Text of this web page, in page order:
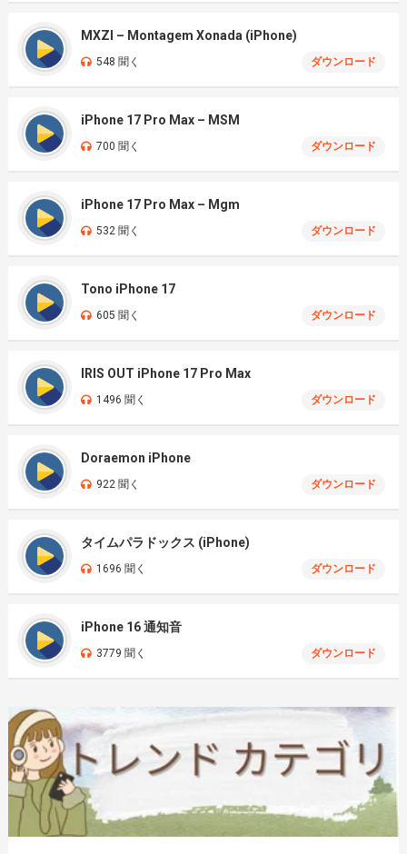
MXZI – Montagem Xonada (iPhone)
548 聞く ダウンロード
iPhone 17 Pro Max – MSM
700 聞く ダウンロード
iPhone 17 Pro Max – Mgm
532 聞く ダウンロード
Tono iPhone 17
605 聞く ダウンロード
IRIS OUT iPhone 17 Pro Max
1496 聞く ダウンロード
Doraemon iPhone
922 聞く ダウンロード
タイムパラドックス (iPhone)
1696 聞く ダウンロード
iPhone 16 通知音
3779 聞く ダウンロード